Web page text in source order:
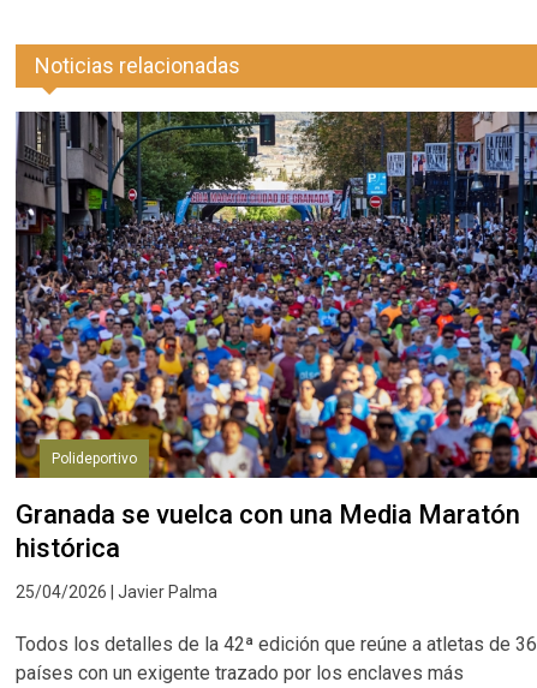
Noticias relacionadas
Polideportivo
Granada se vuelca con una Media Maratón
histórica
25/04/2026 | Javier Palma
Todos los detalles de la 42ª edición que reúne a atletas de 36
países con un exigente trazado por los enclaves más